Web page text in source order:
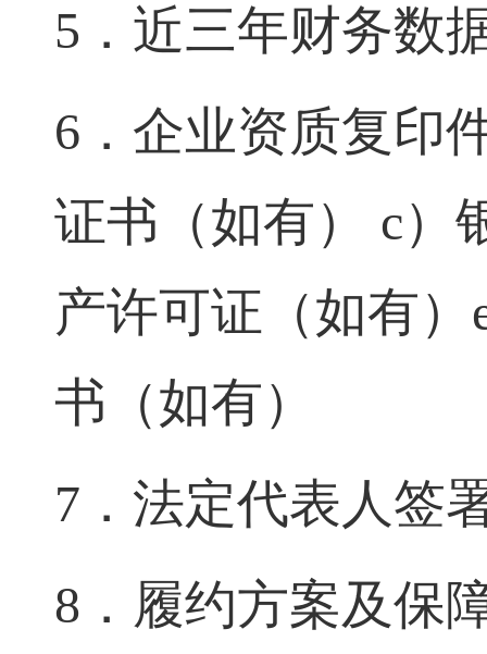
5． 近三年财务数
6． 企业资质复印
证书（如有）
c）
产许可证（如有）
书（如有）
7． 法定代表人签
8． 履约方案及保